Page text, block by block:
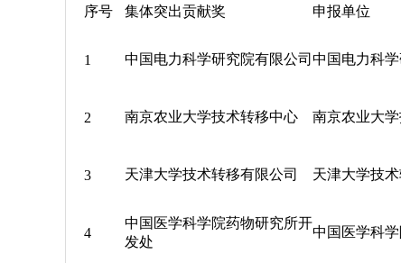
序号 集体突出贡献奖 申报单位
1 中国电力科学研究院有限公司 中国电力科
2 南京农业大学技术转移中心 南京农业大
3 天津大学技术转移有限公司 天津大学技
4
中国医学科学院药物研究所开
发处
中国医学科